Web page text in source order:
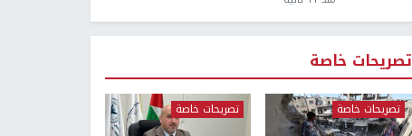
تصريحات خاصة
تصريحات خاصة تصريحات خاصة